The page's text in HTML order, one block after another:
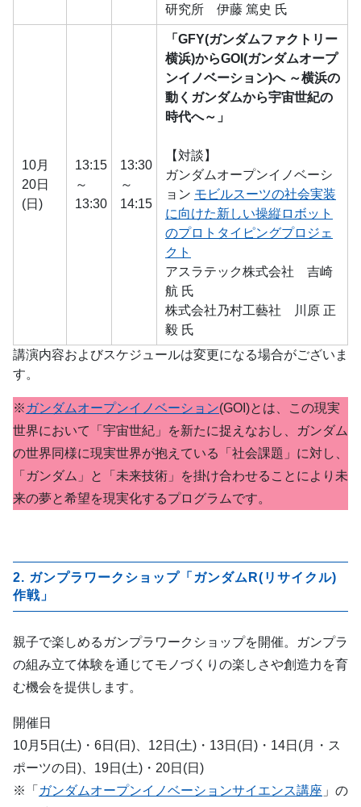
研究所 伊藤 篤史 氏
10月
20日
(日)
13:15
～
13:30
13:30
～
14:15
「GFY(ガンダムファクトリー
横浜)からGOI(ガンダムオープ
ンイノベーション)へ ～横浜の
動くガンダムから宇宙世紀の
時代へ～」
【対談】
ガンダムオープンイノベーシ
ョン モビルスーツの社会実装
に向けた新しい操縦ロボット
のプロトタイピングプロジェ
クト
アスラテック株式会社 吉崎
航 氏
株式会社乃村工藝社 川原 正
毅 氏
講演内容およびスケジュールは変更になる場合がございま
す。
※ ガンダムオープンイノベーション(GOI)とは、この現実
世界において「宇宙世紀」を新たに捉えなおし、ガンダム
の世界同様に現実世界が抱えている「社会課題」に対し、
「ガンダム」と「未来技術」を掛け合わせることにより未
来の夢と希望を現実化するプログラムです。
2. ガンプラワークショップ「ガンダムR(リサイクル)
作戦」
親子で楽しめるガンプラワークショップを開催。ガンプラ
の組み立て体験を通じてモノづくりの楽しさや創造力を育
む機会を提供します。
開催日
10月5日(土)・6日(日)、12日(土)・13日(日)・14日(月・ス
ポーツの日)、19日(土)・20日(日)
※「 ガンダムオープンイノベーションサイエンス講座 」の